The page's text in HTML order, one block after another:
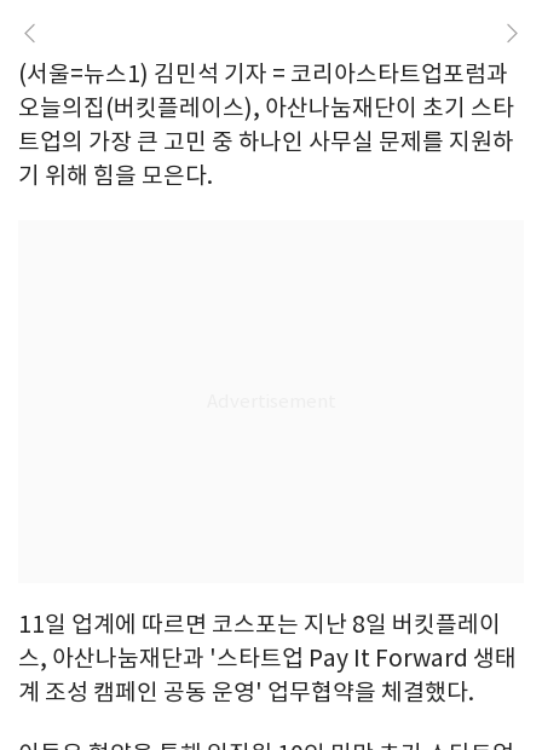
(서울=뉴스1) 김민석 기자 = 코리아스타트업포럼과
오늘의집(버킷플레이스), 아산나눔재단이 초기 스타
트업의 가장 큰 고민 중 하나인 사무실 문제를 지원하
기 위해 힘을 모은다.
11일 업계에 따르면 코스포는 지난 8일 버킷플레이
스, 아산나눔재단과 '스타트업 Pay It Forward 생태
계 조성 캠페인 공동 운영' 업무협약을 체결했다.